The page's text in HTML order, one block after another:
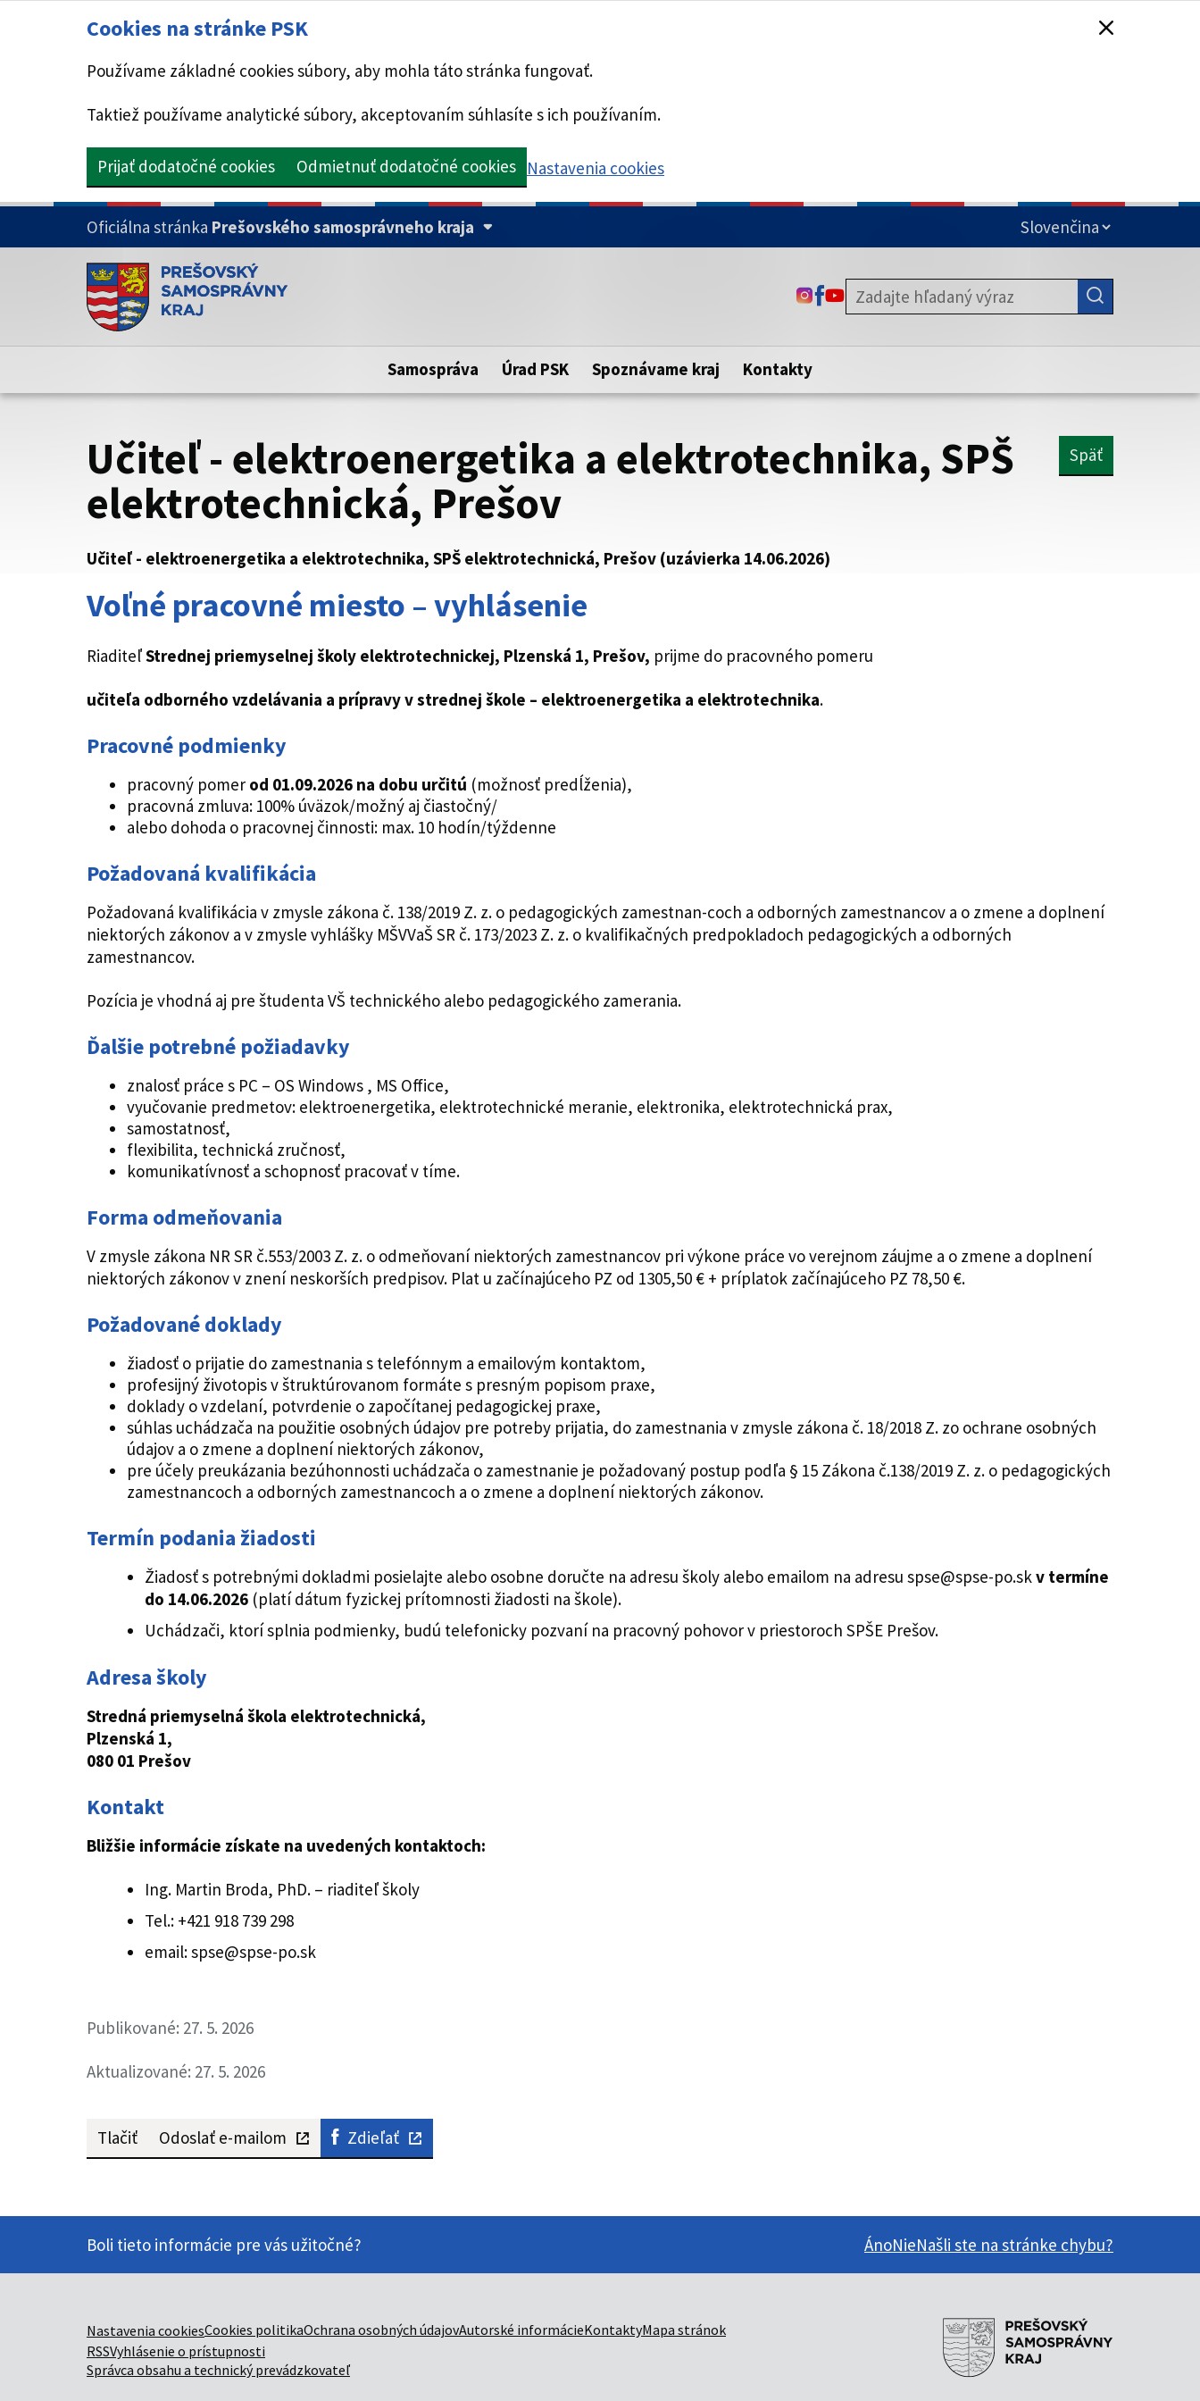
Cookies na stránke PSK
Používame základné cookies súbory, aby mohla táto stránka fungovať.
Taktiež používame analytické súbory, akceptovaním súhlasíte s ich používaním.
Prijať dodatočné cookies Odmietnuť dodatočné cookies Nastavenia cookies
PRESKOČIŤ NA HLAVNÝ OBSAH
Oficiálna stránka Prešovského samosprávneho kraja
Doména psk.sk je oficiálna
Toto je oficiálna webová stránka Prešovského samosprávneho kraja.
Táto stránka je zabezpečená
zabezpečenú webovú stránku. Zabezpečená stránka vždy začína
https:// pred názvom domény webového sídla.
ODKAZ SA OTVORÍ NA NOVEJ KARTE
ODKAZ SA OTVORÍ NA NOVEJ KARTE
ODKAZ SA OTVORÍ NA NOVEJ KARTE
Samospráva Úrad PSK Spoznávame kraj Kontakty
Učiteľ - elektroenergetika a elektrotechnika, SPŠ
elektrotechnická, Prešov
Späť
Učiteľ - elektroenergetika a elektrotechnika, SPŠ elektrotechnická, Prešov (uzávierka 14.06.2026)
Voľné pracovné miesto – vyhlásenie
RiaditeľStrednej priemyselnej školy elektrotechnickej, Plzenská 1, Prešov, prijme do pracovného pomeru
učiteľa odborného vzdelávania a prípravy v strednej škole – elektroenergetika a elektrotechnika.
Pracovné podmienky
pracovný pomer od 01.09.2026 na dobu určitú (možnosť predĺženia),
pracovná zmluva: 100% úväzok/možný aj čiastočný/
alebo dohoda o pracovnej činnosti: max. 10 hodín/týždenne
Požadovaná kvalifikácia
Požadovaná kvalifikácia v zmysle zákona č. 138/2019 Z. z. o pedagogických zamestnan-coch a odborných zamestnancov a o zmene a doplnení
niektorých zákonov a v zmysle vyhlášky MŠVVaŠ SR č. 173/2023 Z. z. o kvalifikačných predpokladoch pedagogických a odborných
zamestnancov.
Pozícia je vhodná aj pre študenta VŠ technického alebo pedagogického zamerania.
Ďalšie potrebné požiadavky
znalosť práce s PC – OS Windows , MS Office,
vyučovanie predmetov: elektroenergetika, elektrotechnické meranie, elektronika, elektrotechnická prax,
samostatnosť,
flexibilita, technická zručnosť,
komunikatívnosť a schopnosť pracovať v tíme.
Forma odmeňovania
V zmysle zákona NR SR č.553/2003 Z. z. o odmeňovaní niektorých zamestnancov pri výkone práce vo verejnom záujme a o zmene a doplnení
niektorých zákonov v znení neskorších predpisov. Plat u začínajúceho PZ od 1305,50 € + príplatok začínajúceho PZ 78,50 €.
Požadované doklady
žiadosť o prijatie do zamestnania s telefónnym a emailovým kontaktom,
profesijný životopis v štruktúrovanom formáte s presným popisom praxe,
doklady o vzdelaní, potvrdenie o započítanej pedagogickej praxe,
súhlas uchádzača na použitie osobných údajov pre potreby prijatia, do zamestnania v zmysle zákona č. 18/2018 Z. zo ochrane osobných
údajov a o zmene a doplnení niektorých zákonov,
pre účely preukázania bezúhonnosti uchádzača o zamestnanie je požadovaný postup podľa § 15 Zákona č.138/2019 Z. z. o pedagogických
zamestnancoch a odborných zamestnancoch a o zmene a doplnení niektorých zákonov.
Termín podania žiadosti
Žiadosť s potrebnými dokladmi posielajte alebo osobne doručte na adresu školy alebo emailom na adresu spse@spse-po.skv termíne
do 14.06.2026 (platí dátum fyzickej prítomnosti žiadosti na škole).
Uchádzači, ktorí splnia podmienky, budú telefonicky pozvaní na pracovný pohovor v priestoroch SPŠE Prešov.
Adresa školy
Stredná priemyselná škola elektrotechnická,
Plzenská 1,
080 01 Prešov
Kontakt
Bližšie informácie získate na uvedených kontaktoch:
Ing. Martin Broda, PhD. – riaditeľ školy
Tel.: +421 918 739 298
email: spse@spse-po.sk
Publikované: 27. 5. 2026
Aktualizované: 27. 5. 2026
Tlačiť Odoslať e-mailom Zdieľať
Boli tieto informácie pre vás užitočné? ÁnoNieNašli ste na stránke chybu?
Nastavenia cookiesCookies politikaOchrana osobných údajovAutorské informácieKontaktyMapa stránok
RSSVyhlásenie o prístupnosti
Správca obsahu a technický prevádzkovateľ